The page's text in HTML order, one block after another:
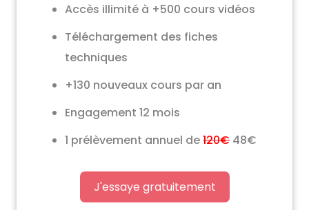
Accès illimité à +500 cours vidéos
Téléchargement des fiches
techniques
+130 nouveaux cours par an
Engagement 12 mois
1 prélèvement annuel de120€ 48€
J'essaye gratuitement